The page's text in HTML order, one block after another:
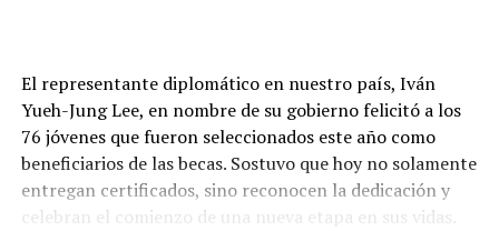
El representante diplomático en nuestro país, Iván
Yueh-Jung Lee, en nombre de su gobierno felicitó a los
76 jóvenes que fueron seleccionados este año como
beneficiarios de las becas. Sostuvo que hoy no solamente
entregan certificados, sino reconocen la dedicación y
celebran el comienzo de una nueva etapa en sus vidas.